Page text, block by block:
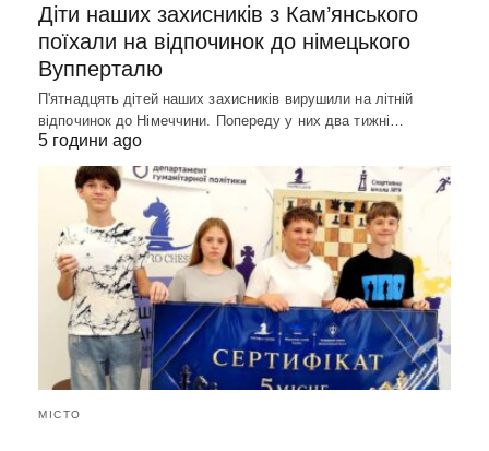
Діти наших захисників з Кам’янського
поїхали на відпочинок до німецького
Вупперталю
П'ятнадцять дітей наших захисників вирушили на літній
відпочинок до Німеччини. Попереду у них два тижні…
5 години ago
МІСТО